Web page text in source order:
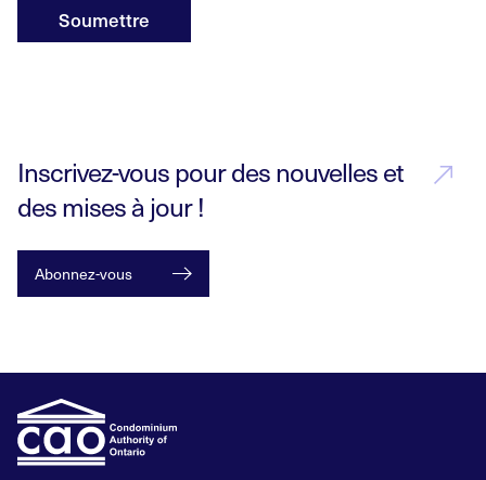
Soumettre
Inscrivez-vous pour des nouvelles et
des mises à jour !
Abonnez-vous